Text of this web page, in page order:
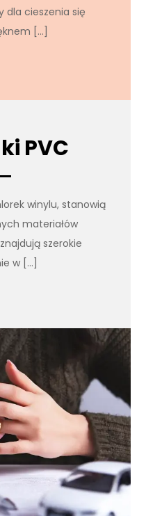
dla cieszenia się
[…]
PVC
winylu, stanowią
materiałów
szerokie
w […]